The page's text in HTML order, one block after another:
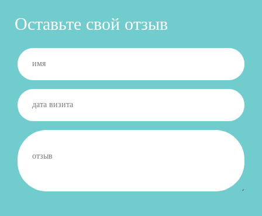
Оставьте свой отзыв